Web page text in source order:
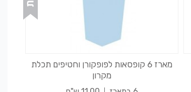
מארז 6 קופסאות לפופקורן וחטיפים תכלת
מקרון